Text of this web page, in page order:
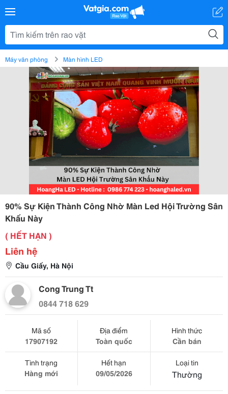
Máy văn phòng Màn hình LED
90% Sự Kiện Thành Công Nhờ Màn Led Hội Trường Sân
Khấu Này
( HẾT HẠN )
Liên hệ
Cầu Giấy, Hà Nội
Cong Trung Tt
0844 718 629
Mã số
17907192
Địa điểm
Toàn quốc
Hình thức
Cần bán
Tình trạng
Hàng mới
Hết hạn
09/05/2026
Loại tin
Thường